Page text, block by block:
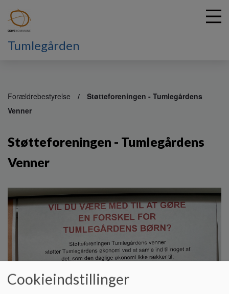
Tumlegården
Forældrebestyrelse
Støtteforeningen - Tumlegårdens
Venner
Støtteforeningen - Tumlegårdens
Venner
Cookieindstillinger